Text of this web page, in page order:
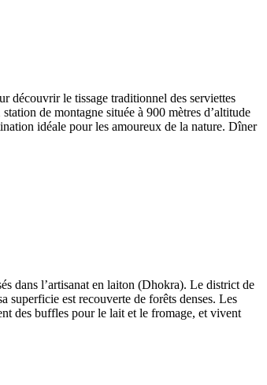
découvrir le tissage traditionnel des serviettes
de montagne située à 900 mètres d’altitude
idéale pour les amoureux de la nature. Dîner
dans l’artisanat en laiton (Dhokra). Le district de
superficie est recouverte de forêts denses. Les
des buffles pour le lait et le fromage, et vivent